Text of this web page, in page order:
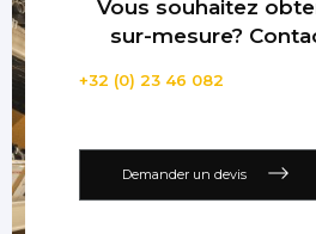
Vous souhaitez
sur-mesure?
+32 (0) 23 46 082
Demander un devis